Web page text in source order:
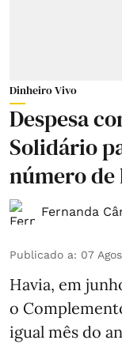
Dinheiro Vivo
Despesa
Solidário
número
Fernanda
Publicado a: 07
Havia, em
o
igual mês do